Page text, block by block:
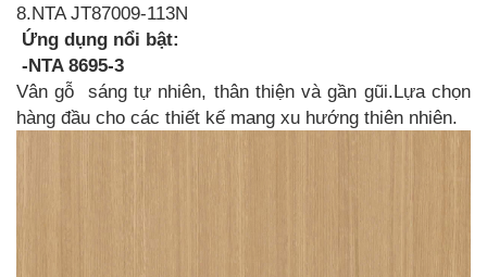
8.NTA JT87009-113N
Ứng dụng nổi bật:
-NTA 8695-3
Vân gỗ sáng tự nhiên, thân thiện và gần gũi.Lựa chọn
hàng đầu cho các thiết kế mang xu hướng thiên nhiên.